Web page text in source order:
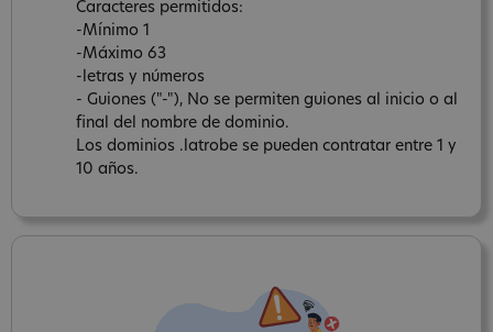
Caracteres permitidos:
-Mínimo 1
-Máximo 63
-letras y números
- Guiones ("-"), No se permiten guiones al inicio o al
final del nombre de dominio.
Los dominios .latrobe se pueden contratar entre 1 y
10 años.